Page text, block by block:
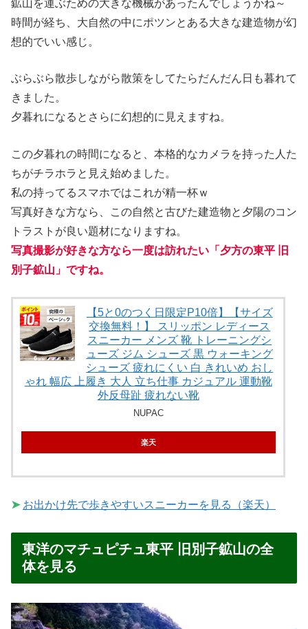
鉱山を運ぶための大きな機械があったんでしょうかね～
時間が経ち、大自然の中にポツンとある大きな建造物が幻
想的でいい感じ。
ぶらぶら散歩しながら散策をしてたらだんだん日も暮れて
きました。
夕暮れになるとさらに幻想的に見えますね。
この夕暮れの時間になると、本格的なカメラを持った人た
ちがチラホラと見え始めました。
私の持ってるスマホではこれが精一杯ｗ
写真好きな方なら、この自然と古びた建造物と夕陽のコン
トラストが良い題材になりますね。
写真撮影が好きな方なら一度は訪れたい「夕方の東平 旧
別子鉱山」ですね。
【5と0のつく日限定P10倍】【サイズ
交換無料！】 スリッポン レディース
スニーカー メンズ 靴 トレーニングシ
ューズ ジム シューズ 黒 ウォーキング
シューズ 疲れにくい 白 きれいめ おし
ゃれ 幅広 上履き 大人 立ち仕事 カジュアル 運動靴
外反母趾 疲れない靴
NUPAC
楽天
➤ お出かけ先で歩きやすいスニーカーを見る（楽天）
東洋のマチュピチュ東平 旧別子鉱山の全
体を見る